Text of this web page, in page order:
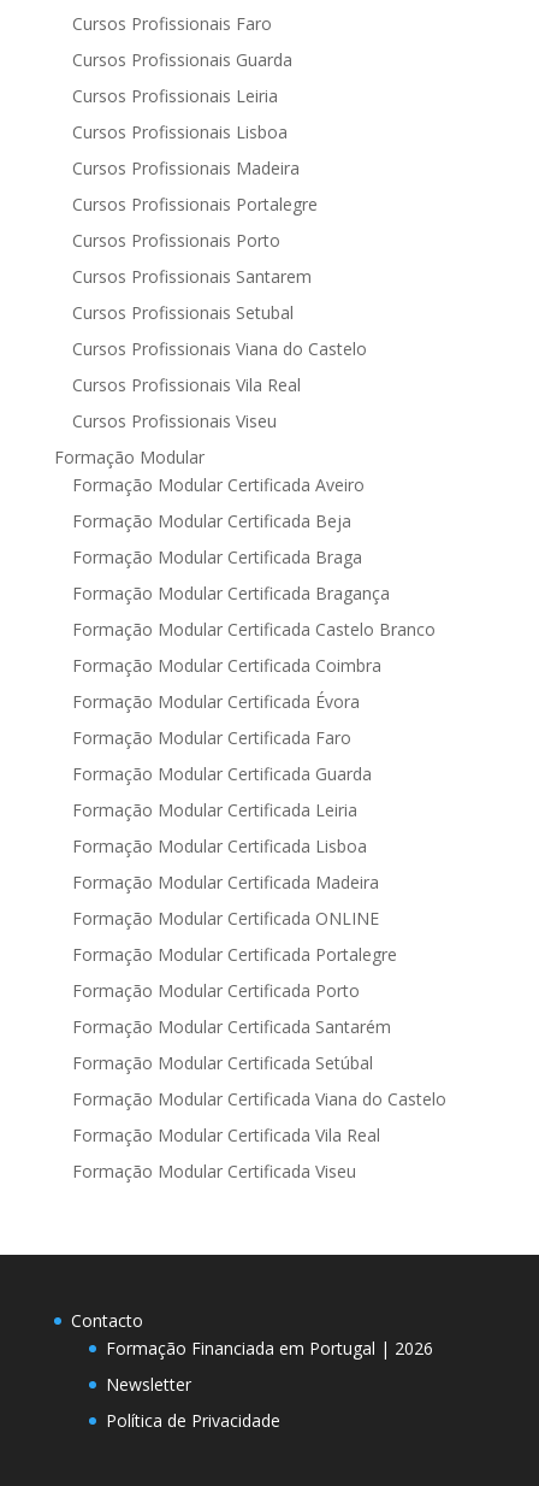
Cursos Profissionais Faro
Cursos Profissionais Guarda
Cursos Profissionais Leiria
Cursos Profissionais Lisboa
Cursos Profissionais Madeira
Cursos Profissionais Portalegre
Cursos Profissionais Porto
Cursos Profissionais Santarem
Cursos Profissionais Setubal
Cursos Profissionais Viana do Castelo
Cursos Profissionais Vila Real
Cursos Profissionais Viseu
Formação Modular
Formação Modular Certificada Aveiro
Formação Modular Certificada Beja
Formação Modular Certificada Braga
Formação Modular Certificada Bragança
Formação Modular Certificada Castelo Branco
Formação Modular Certificada Coimbra
Formação Modular Certificada Évora
Formação Modular Certificada Faro
Formação Modular Certificada Guarda
Formação Modular Certificada Leiria
Formação Modular Certificada Lisboa
Formação Modular Certificada Madeira
Formação Modular Certificada ONLINE
Formação Modular Certificada Portalegre
Formação Modular Certificada Porto
Formação Modular Certificada Santarém
Formação Modular Certificada Setúbal
Formação Modular Certificada Viana do Castelo
Formação Modular Certificada Vila Real
Formação Modular Certificada Viseu
Contacto
Formação Financiada em Portugal | 2026
Newsletter
Política de Privacidade